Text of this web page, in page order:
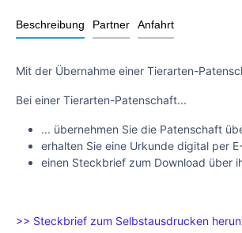
Beschreibung Partner Anfahrt
Mit der Übernahme einer Tierarten-
Bei einer Tierarten-Patenschaft...
... übernehmen Sie die Patenschaft
erhalten Sie eine Urkunde digital per
einen Steckbrief zum Download über
>> Steckbrief zum Selbstausdrucken